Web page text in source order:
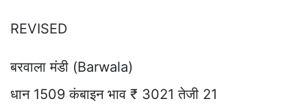
REVISED
बरवाला मंडी (Barwala)
धान 1509 कंबाइन भाव ₹ 3021 तेजी 21